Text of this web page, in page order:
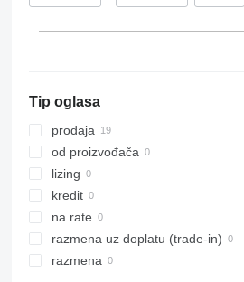
Tip oglasa
prodaja
od proizvođača
lizing
kredit
na rate
razmena uz doplatu (trade-in)
razmena